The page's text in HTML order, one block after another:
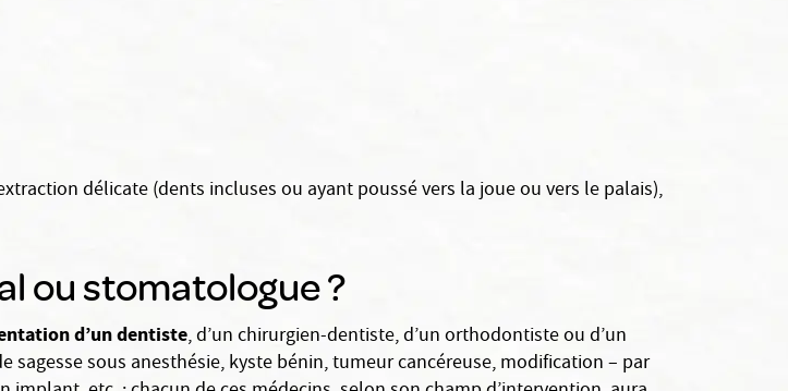
délicate (dents incluses ou ayant poussé vers la joue ou vers le palais),
ou stomatologue ?
d’un dentiste, d’un chirurgien-dentiste, d’un orthodontiste ou d’un
sagesse sous anesthésie, kyste bénin, tumeur cancéreuse, modification – par